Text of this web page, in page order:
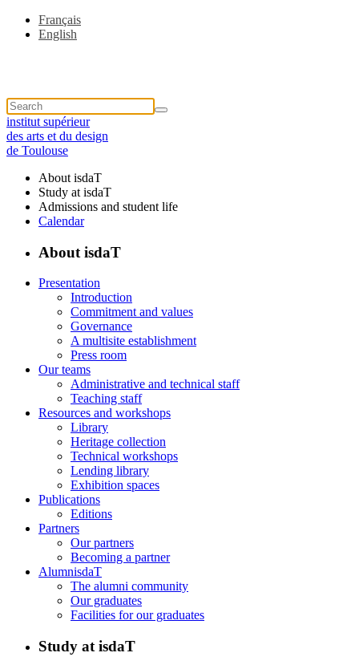
Français
English
institut supérieur
des arts et du design
de Toulouse
About isdaT
Study at isdaT
Admissions and student life
Calendar
About isdaT
Presentation
Introduction
Commitment and values
Governance
A multisite establishment
Press room
Our teams
Administrative and technical staff
Teaching staff
Resources and workshops
Library
Heritage collection
Technical workshops
Lending library
Exhibition spaces
Publications
Editions
Partners
Our partners
Becoming a partner
AlumnisdaT
The alumni community
Our graduates
Facilities for our graduates
Study at isdaT